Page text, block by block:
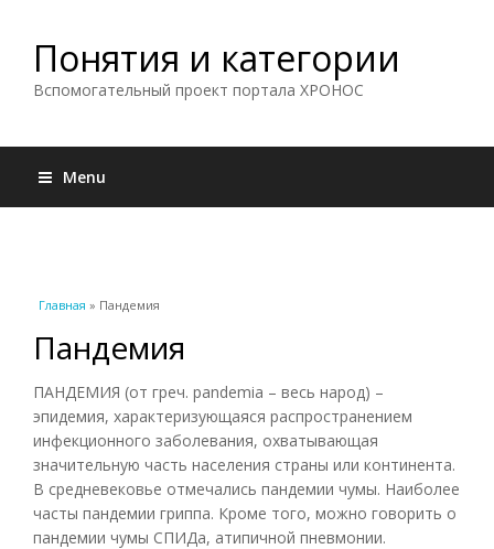
Понятия и категории
Вспомогательный проект портала ХРОНОС
Menu
Вы здесь
Главная » Пандемия
Пандемия
ПАНДЕМИЯ (от греч. pandemia – весь народ) –
эпидемия, характеризующаяся распространением
инфекционного заболевания, охватывающая
значительную часть населения страны или континента.
В средневековье отмечались пандемии чумы. Наиболее
часты пандемии гриппа. Кроме того, можно говорить о
пандемии чумы СПИДа, атипичной пневмонии.